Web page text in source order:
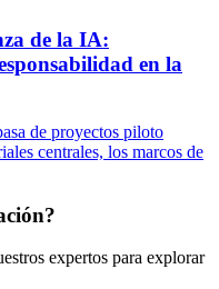
de la IA:
en la
de proyectos piloto
centrales, los marcos de
expertos para explorar